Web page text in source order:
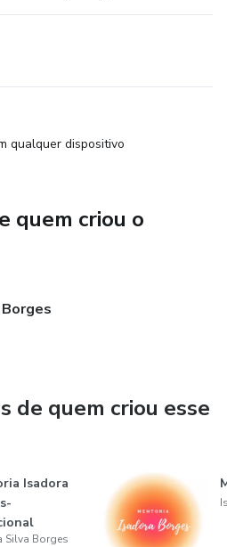
qualquer dispositivo
quem criou o
de quem criou esse
Isadora
Silva Borges